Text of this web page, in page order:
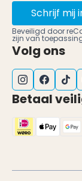
Schrijf mij
Beveiligd door
zijn van
Volg ons
Betaal